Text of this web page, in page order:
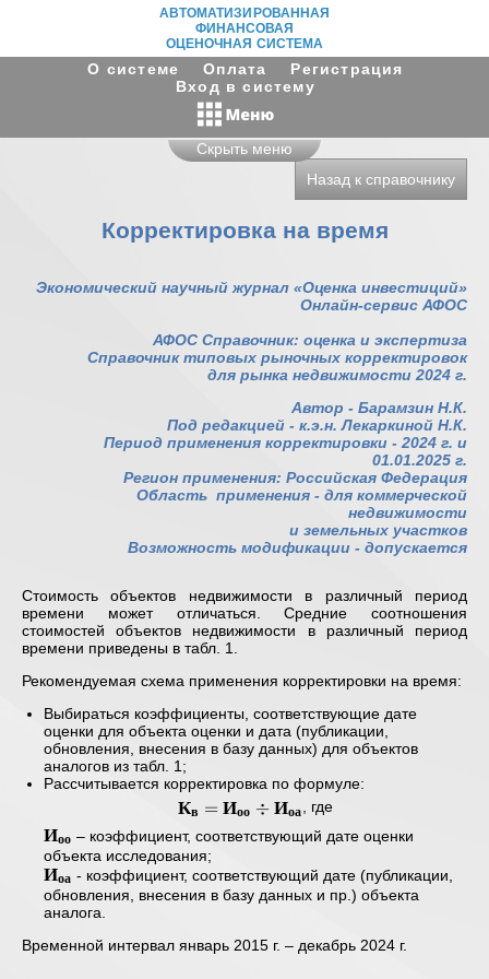
АВТОМАТИЗИРОВАННАЯ
ФИНАНСОВАЯ
ОЦЕНОЧНАЯ СИСТЕМА
О системе Оплата
Регистрация
Вход в систему
Скрыть меню
Назад к справочнику
Корректировка на время
Экономический научный журнал «Оценка инвестиций»
Онлайн-сервис АФОС
АФОС Справочник: оценка и экспертиза
Справочник типовых рыночных корректировок
для рынка недвижимости 2024 г.
Автор - Барамзин Н.К.
Под редакцией - к.э.н. Лекаркиной Н.К.
Период применения корректировки - 2024 г. и
01.01.2025 г.
Регион применения: Российская Федерация
Область применения - для коммерческой
недвижимости
и земельных участков
Возможность модификации - допускается
Стоимость объектов недвижимости в различный период
времени может отличаться. Средние соотношения
стоимостей объектов недвижимости в различный период
времени приведены в табл. 1.
Рекомендуемая схема применения корректировки на время:
Выбираться коэффициенты, соответствующие дате
оценки для объекта оценки и дата (публикации,
обновления, внесения в базу данных) для объектов
аналогов из табл. 1;
Рассчитывается корректировка по формуле:
\mathbf{
К_{в} =
И_{оо}
\div
И_{оа} }
Кв = Иоо ÷ Иоа , где
\mathbf{
И_{оо} }
Иоо – коэффициент, соответствующий дате оценки
объекта исследования;
\mathbf{
И_{оа} }
Иоа - коэффициент, соответствующий дате (публикации,
обновления, внесения в базу данных и пр.) объекта
аналога.
Временной интервал январь 2015 г. – декабрь 2024 г.